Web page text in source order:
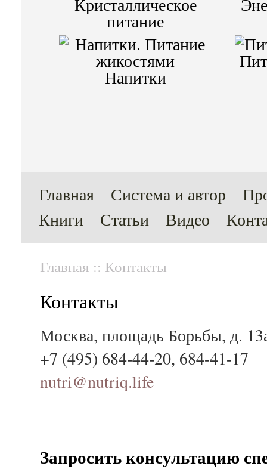
питание
Напитки
Главная Система и автор
Книги
Статьи Видео
Главная :: Контакты
Контакты
Москва, площадь Борьбы, д.
+7 (495) 684-44-20, 684-41-17
nutri@nutriq.life
Запросить консультацию